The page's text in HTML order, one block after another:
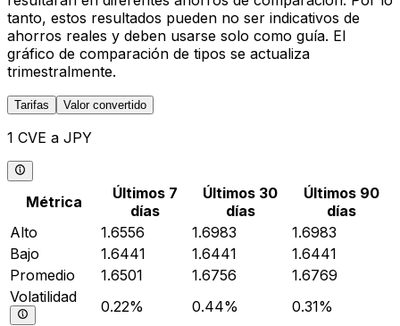
tanto, estos resultados pueden no ser indicativos de
ahorros reales y deben usarse solo como guía. El
gráfico de comparación de tipos se actualiza
trimestralmente.
Tarifas Valor convertido
1 CVE a JPY
Métrica
Últimos 7
días
Últimos 30
días
Últimos 90
días
Alto
1.6556 1.6983
1.6983
Bajo
1.6441 1.6441
1.6441
Promedio
1.6501 1.6756
1.6769
Volatilidad
0.22% 0.44% 0.31%